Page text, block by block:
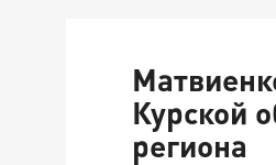
Курской
региона